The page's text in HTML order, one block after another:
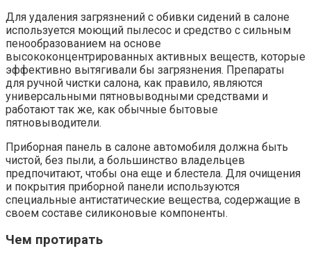
Для удаления загрязнений с обивки сидений в салоне
используется моющий пылесос и средство с сильным
пенообразованием на основе
высококонцентрированных активных веществ, которые
эффективно вытягивали бы загрязнения. Препараты
для ручной чистки салона, как правило, являются
универсальными пятновыводными средствами и
работают так же, как обычные бытовые
пятновыводители.
Приборная панель в салоне автомобиля должна быть
чистой, без пыли, а большинство владельцев
предпочитают, чтобы она еще и блестела. Для очищения
и покрытия приборной панели используются
специальные антистатические вещества, содержащие в
своем составе силиконовые компоненты.
Чем протирать